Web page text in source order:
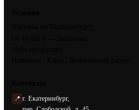
📍 г. Екатеринбург,